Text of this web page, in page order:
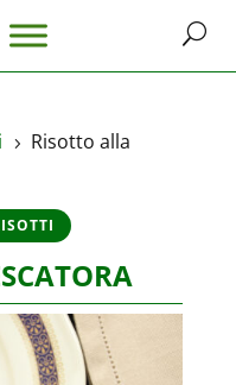
5
Risotto alla